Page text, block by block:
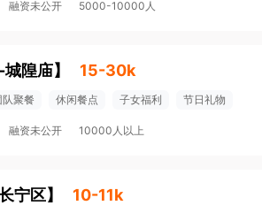
融资未公开 5000-10000人
-城隍庙】 15-30k
队聚餐 休闲餐点 子女福利 节日礼物
融资未公开 10000人以上
宁区】 10-11k